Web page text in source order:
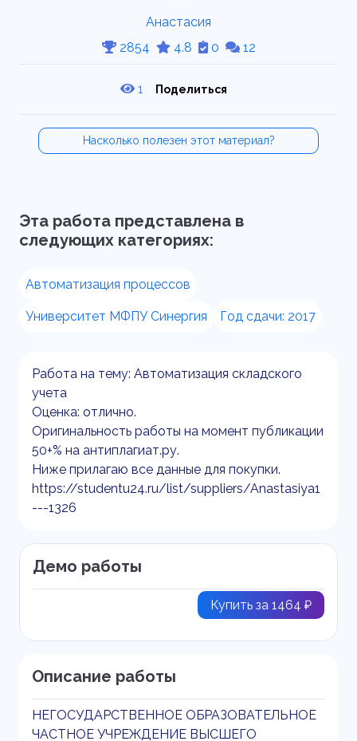
Анастасия
2854
4.8 0 12
1 Поделиться
Насколько полезен этот материал?
Эта работа представлена в
следующих категориях:
Автоматизация процессов
Университет МФПУ Синергия Год сдачи: 2017
Работа на тему: Автоматизация складского
учета
Оценка: отлично.
Оригинальность работы на момент публикации
50+% на антиплагиат.ру.
Ниже прилагаю все данные для покупки.
https://studentu24.ru/list/suppliers/Anastasiya1
---1326
Демо работы
Купить за 1464 ₽
Описание работы
НЕГОСУДАРСТВЕННОЕ ОБРАЗОВАТЕЛЬНОЕ
ЧАСТНОЕ УЧРЕЖДЕНИЕ ВЫСШЕГО